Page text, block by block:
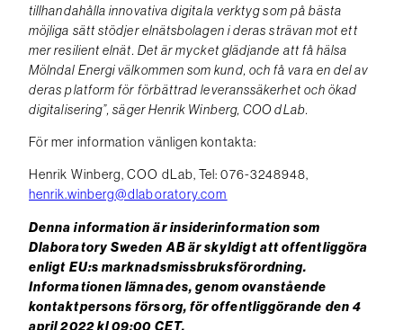
tillhandahålla innovativa digitala verktyg som på bästa
möjliga sätt stödjer elnätsbolagen i deras strävan mot ett
mer resilient elnät. Det är mycket glädjande att få hälsa
Mölndal Energi välkommen som kund, och få vara en del av
deras platform för förbättrad leveranssäkerhet och ökad
digitalisering”, säger Henrik Winberg, COO dLab.
För mer information vänligen kontakta:
Henrik Winberg, COO dLab, Tel: 076-3248948,
henrik.winberg@dlaboratory.com
Denna information är insiderinformation som
Dlaboratory Sweden AB är skyldigt att offentliggöra
enligt EU:s marknadsmissbruksförordning.
Informationen lämnades, genom ovanstående
kontaktpersons försorg, för offentliggörande den 4
april 2022 kl 09:00 CET.